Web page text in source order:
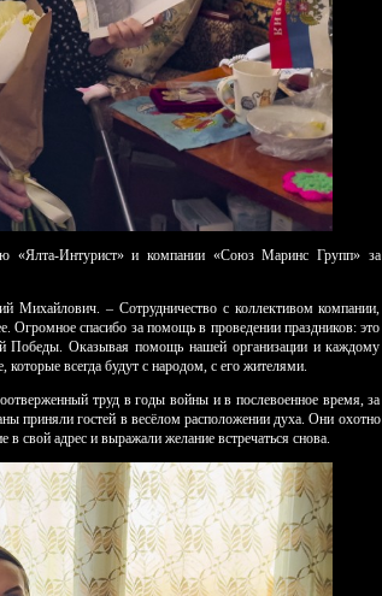
«Ялта-Интурист» и компании «Союз Маринс Групп» за
Михайлович. – Сотрудничество с коллективом компании,
Огромное спасибо за помощь в проведении праздников: это
Оказывая помощь нашей организации и каждому
которые всегда будут с народом, с его жителями.
труд в годы войны и в послевоенное время, за
приняли гостей в весёлом расположении духа. Они охотно
свой адрес и выражали желание встречаться снова.